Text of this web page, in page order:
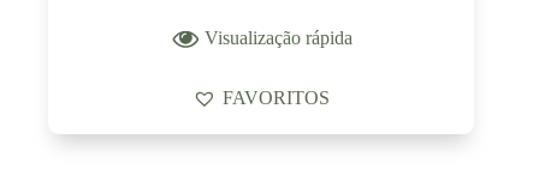
Visualização rápida
FAVORITOS